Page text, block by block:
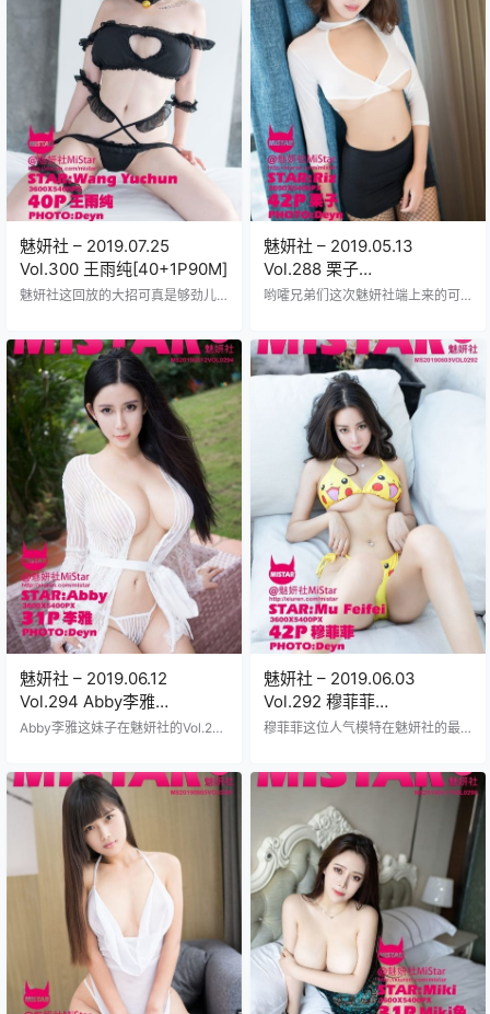
上显得皮肤透亮户外阳光下又多了
几分活力每一张照片都抓拍到她的
灵动瞬间兄弟们收藏必备玉兔miki的
室内布景一会儿又是阳光明媚的花
园角落，光线处理得贼专业把皮肤
映衬得水嫩光滑；这套图集打包得
整整齐齐LSP们赶紧下…
魅妍社 – 2019.07.25
Vol.300 王雨纯[40+1P90M]
魅妍社这回放的大招可真是够劲儿2
妹子整整41张高清美图塞进90兆的
压缩包里她那标志性的甜笑配上火
辣身材在镜头前摆出各种撩人姿势
从蕾丝内衣到薄纱长裙变换着花样
每一套服装都衬得她皮肤白皙透亮
眼神勾魂摄魄灯光师绝对下了功夫
打光打得恰到好处背景布置也精致
得不行沙发窗帘这些小细节都处理
得贼专业你们这些LSP肯定早就盯上
了这种资源毕竟王雨…
魅妍社 – 2019.05.13
Vol.288 栗子
Riz[42+1P118M]
哟嚯兄弟们这次魅妍社端上来的可
整42张正片外带1张让你瞳孔地震的
超级Bonus，塞得满满当当118M的
硬盘空间就问你值不值？栗子这姑
娘镜头感真是绝了，随便一个眼神
飘过来都带着小钩子，不是那种直
白的冲击力而是像羽毛尖尖挠得你
心痒痒的节奏，知道吧？穿着那身
若隐若现的蕾丝边儿睡衣靠在老式
雕花床头，阳光从纱帘缝隙里漏进
来正好打在…
魅妍社 – 2019.06.12
Vol.294 Abby李雅
[31+1P120M]
Abby李雅这妹子在魅妍社的Vol.294
不开眼皮肤白得跟牛奶似的阳光下
泛着光头发乌黑卷曲垂在肩头每一
张照片都透着股子撩人的劲儿。 no
va李雅就是Abby李雅没错儿这套写
真打包了31张正片加1张独家花絮总
共120M大小下载起来快得很魅妍社
的老粉都知道他们家的风格向来火
辣这次Abby穿的那件蕾丝内衣若隐
若现的腰肢纤细大腿修长背景是复
古咖啡…
魅妍社 – 2019.06.03
Vol.292 穆菲菲
[42+1P137M]
穆菲菲这位人气模特在魅妍社的最
赠送一张独家特辑文件大小达到137
MB穆菲菲的标志性曲线和迷人眼神
在每张照片中淋漓尽致展现从优雅
长裙到性感泳装变换多样场景设计
精心光影效果处理得极其专业画面
质感细腻皮肤纹理清晰可见背景道
具搭配讲究每一帧都像艺术品般值
得反复品味身材火爆颜值爆表那种
视觉冲击力绝对让你停不下来下载
过程简单解压后就能享…